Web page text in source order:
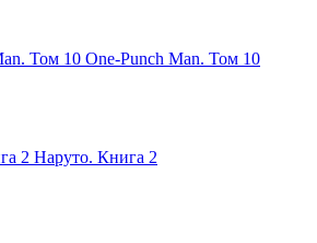
One-Punch Man. Том 10
Наруто. Книга 2